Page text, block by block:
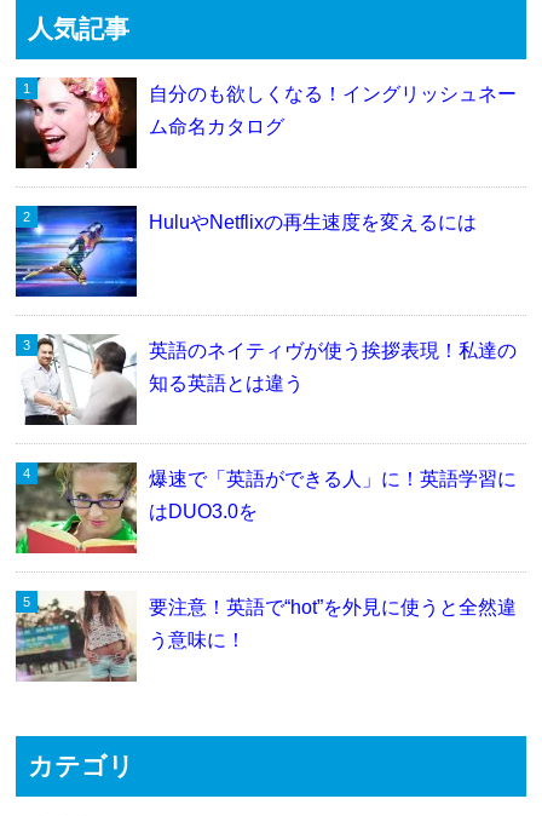
人気記事
自分のも欲しくなる！イングリッシュネー
ム命名カタログ
HuluやNetflixの再生速度を変えるには
英語のネイティヴが使う挨拶表現！私達の
知る英語とは違う
爆速で「英語ができる人」に！英語学習に
はDUO3.0を
要注意！英語で“hot”を外見に使うと全然違
う意味に！
カテゴリ